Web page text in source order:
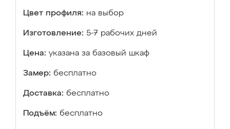
Цвет профиля: на выбор
Изготовление: 5-7 рабочих дней
Цена: указана за базовый шкаф
Замер: бесплатно
Доставка: бесплатно
Подъём: бесплатно